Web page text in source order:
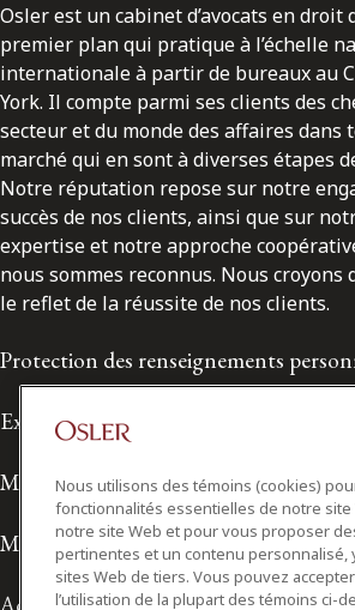
Osler est un cabinet d’avocats en droit
premier plan qui pratique à l’échelle
internationale à partir de bureaux au
York. Il compte parmi ses clients des
secteur et du monde des affaires dans
marché qui en sont à diverses étapes
Notre réputation repose sur notre
succès de nos clients, ainsi que sur
expertise et notre approche
nous sommes reconnus. Nous croyons
le reflet de la réussite de nos clients.
Protection des renseignements
Exonération de responsabilité
Modalités de prestation de services
Modalités d'utilisation
Nous utilisons des témoins (cookies)
fonctionnalités essentielles de notre
notre site Web et pour vous proposer
pertinentes et un contenu personnalisé,
sites Web de tiers. Vous pouvez
l’utilisation de la plupart des témoins ci-